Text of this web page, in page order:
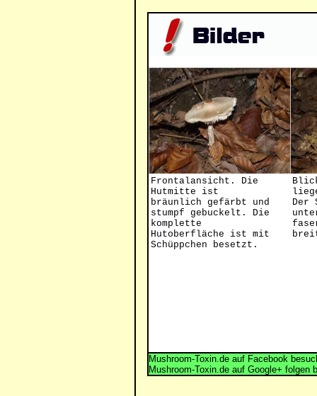
Frontalansicht. Die
Hutmitte ist
bräunlich gefärbt und
stumpf gebuckelt. Die
komplette
Hutoberfläche ist mit
Schüppchen besetzt.
Der
Mushroom-Toxin.de auf Facebook
Mushroom-Toxin.de auf Google+ folgen